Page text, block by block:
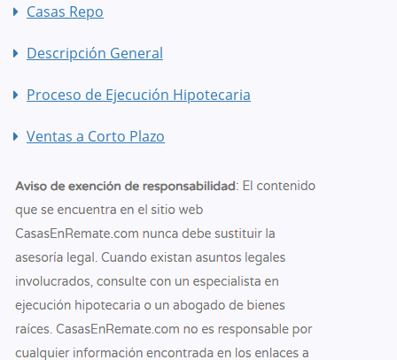
Casas Repo
Descripción General
Proceso de Ejecución Hipotecaria
Ventas a Corto Plazo